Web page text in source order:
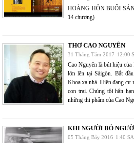
HOÀNG HÔN BUỔI
14 chương)
THƠ CAO NGUYÊN
31 Tháng Tám 2017 12:00
Cao Nguyên là bút hiệu
lớn lên tại Sàigòn. Bắt
Khoa xa nhà. Hiện đang cư
con trai. Chúng tôi hân
những thi phẩm của Cao
KHI NGƯỜI BỎ
05 Tháng Bảy 2016 1:40 SA